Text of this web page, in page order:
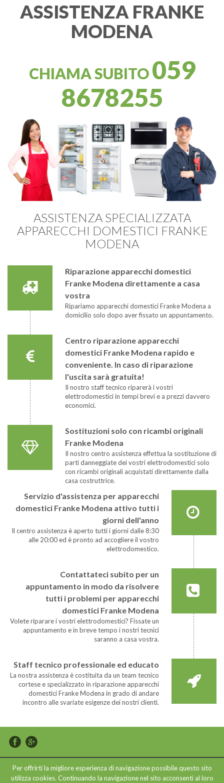
ASSISTENZA FRANKE
MODENA
CHIAMA SUBITO059
8678255
ASSISTENZA SPECIALIZZATA
APPARECCHI DOMESTICI FRANKE
MODENA
Riparazione apparecchi domestici
Franke Modena direttamente a casa
vostra
Ripariamo apparecchi domestici Franke Modena a
domicilio solo dopo aver fissato un appuntamento.
Centro riparazione apparecchi
domestici Franke Modena rapido e
conveniente. In caso di riparazione
l'uscita sarà gratuita!
Il nostro staff tecnico riparerà i vostri
elettrodomestici in tempi brevi e a prezzi davvero
economici.
Sostituzioni solo con ricambi originali
Franke Modena
Il nostro centro assistenza effettua la sostituzione di
parti danneggiate dei vostri elettrodomestici solo
con ricambi originali acquistati direttamente dalla
casa costruttrice.
Servizio d'assistenza per apparecchi
domestici Franke Modena attivo tutti i
giorni dell'anno
Il centro assistenza è aperto tutti i giorni dalle 8:30
alle 20:00 ed è pronto ad accogliere il vostro
elettrodomestico.
Contattateci subito per un
appuntamento in modo da risolvere
tutti i problemi per apparecchi
domestici Franke Modena
Volete riparare i vostri elettrodomestici? Fissate un
appuntamento e in breve tempo i nostri tecnici
saranno a casa vostra.
Staff tecnico professionale ed educato
La nostra assistenza è costituita da un team tecnico
cortese e specializzato in riparazione apparecchi
domestici Franke Modena in grado di andare
incontro alle svariate esigenze dei nostri clienti.
Copyright © 2015 Assistenza Elettrodomestici Modena - P.IVA
Per offrirti la migliore esperienza di navigazione possibile questo sito
utilizza cookies. Continuando la navigazione nel sito acconsenti al loro